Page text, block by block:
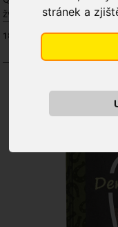
stránek a
žvýkání
18 produktů